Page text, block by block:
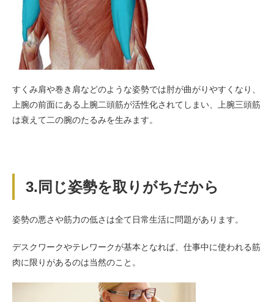
すくみ肩や巻き肩などのような姿勢では肘が曲がりやすくなり、
上腕の前面にある上腕二頭筋が活性化されてしまい、上腕三頭筋
は衰えて二の腕のたるみを生みます。
3.同じ姿勢を取りがちだから
姿勢の悪さや筋力の低さは全て日常生活に問題があります。
デスクワークやテレワークが基本となれば、仕事中に使われる筋
肉に限りがあるのは当然のこと。